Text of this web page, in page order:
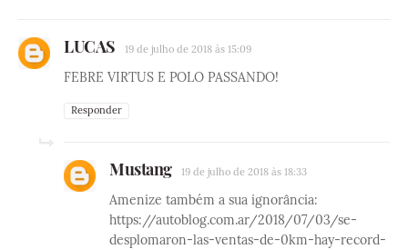
LUCAS 19 de julho de 2018 às 15:09
FEBRE VIRTUS E POLO PASSANDO!
Responder
Mustang 19 de julho de 2018 às 18:33
Amenize também a sua ignorância:
https://autoblog.com.ar/2018/07/03/se-
desplomaron-las-ventas-de-0km-hay-record-